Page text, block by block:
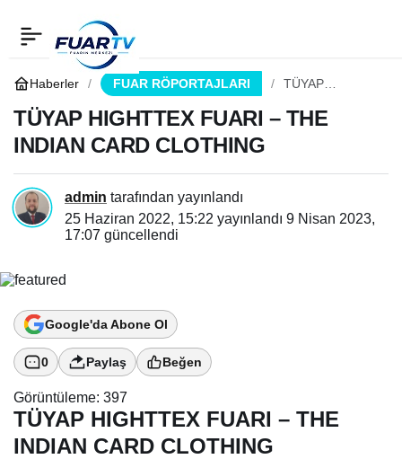
Haberler FUAR RÖPORTAJLARI
TÜYAP
FUARI – THE
INDIAN CARD
TÜYAP HIGHTTEX FUARI – THE
INDIAN CARD CLOTHING
admin tarafından yayınlandı
25 Haziran 2022, 15:22 yayınlandı 9 Nisan 2023,
17:07 güncellendi
Google'da Abone Ol
0 Paylaş Beğen
Görüntüleme: 397
TÜYAP HIGHTTEX FUARI – THE
INDIAN CARD CLOTHING
TÜYAP HIGHTTEX
FUARI – THE INDIAN
CARD CLOTHING